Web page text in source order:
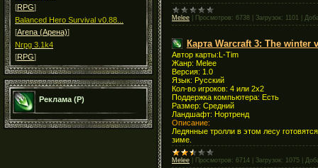
[RPG]
Balanced Hero Survival v0.88...
[Arena (Арена)]
Nrpg 3.1k4
[RPG]
Реклама (Р)
Melee Просмотров: 6738 Загрузок: 1101
Карта Warcraft 3: The winter
Автор карты:L-Tim
Жанр: Melee
Версия: 1.0
Язык: Русский
Кол-во игроков: 4 или 2х2
Поддержка компьютера: Есть
Размер: Средний
Ландшафт: Нортренд
Описание:
Ледянные тролли в этом лесу
зиме.
Melee Просмотров: 6714 Загрузок: 1075